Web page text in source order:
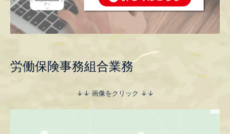
労働保険事務組合業務
↓↓ 画像をクリック ↓↓